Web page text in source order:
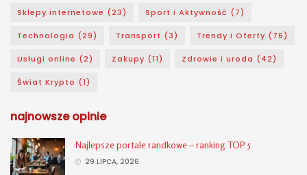
Sklepy internetowe (23) Sport i Aktywność (7)
Technologia (29) Transport (3) Trendy i Oferty (76)
Usługi online (2) Zakupy (11) Zdrowie i uroda (42)
Świat Krypto (1)
najnowsze opinie
Najlepsze portale randkowe – ranking TOP 5
29 LIPCA, 2026